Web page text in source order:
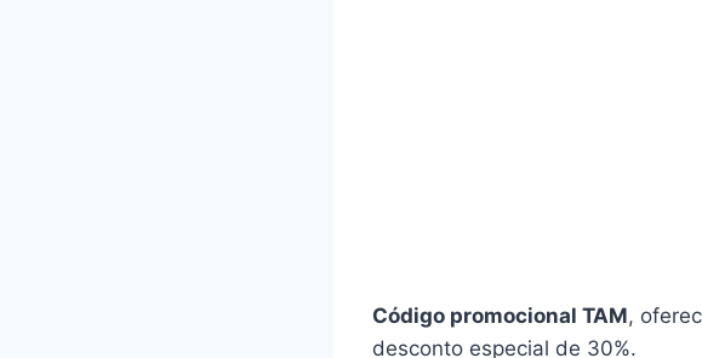
Código promocional TAM,
desconto especial de 30%.